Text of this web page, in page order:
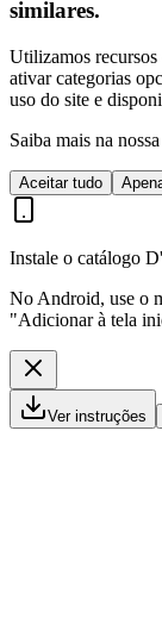
similares.
Utilizamos recursos
ativar categorias
uso do site e
Saiba mais na nossa
Aceitar tudo
Instale o catálogo
No Android, use o
"Adicionar à tela
Ver instruções